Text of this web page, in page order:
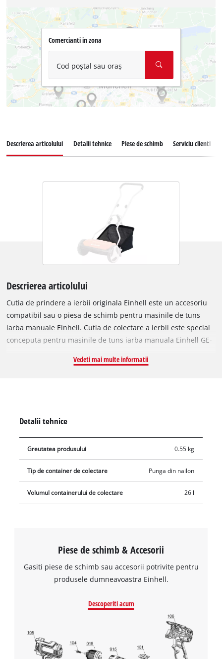
Comercianti in zona
Cod poștal sau oraș
Descrierea articolului Detalii tehnice Piese de schimb Serviciu clienti
Descrierea articolului
Cutia de prindere a ierbii originala Einhell este un accesoriu
compatibil sau o piesa de schimb pentru masinile de tuns
iarba manuale Einhell. Cutia de colectare a ierbii este special
conceputa pentru masinile de tuns iarba manuala Einhell GE-
nevoia de golire frecventa, economisindu-va timp pretios de
ierbii.
Vedeti mai multe informatii
Detalii tehnice
Greutatea produsului 0.55 kg
Tip de container de colectare Punga din nailon
Volumul containerului de colectare 26 l
Piese de schimb & Accesorii
Gasiti piese de schimb sau accesorii potrivite pentru
produsele dumneavoastra Einhell.
Descoperiti acum